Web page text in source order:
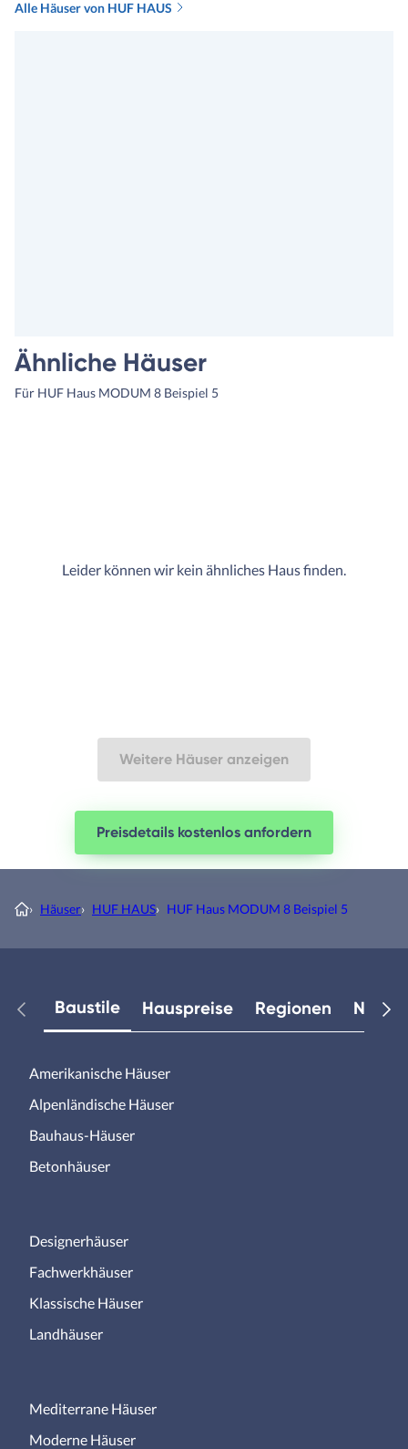
Alle Häuser von HUF HAUS
Ähnliche Häuser
Für HUF Haus MODUM 8 Beispiel 5
Leider können wir kein ähnliches Haus finden.
Weitere Häuser anzeigen
Preisdetails kostenlos anfordern
› Häuser› HUF HAUS› HUF Haus MODUM 8 Beispiel 5
Baustile Hauspreise Regionen
Amerikanische Häuser
Alpenländische Häuser
Bauhaus-Häuser
Betonhäuser
Designerhäuser
Fachwerkhäuser
Klassische Häuser
Landhäuser
Mediterrane Häuser
Moderne Häuser